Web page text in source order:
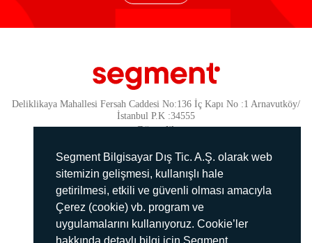
Segment Bilgisayar Dış Tic. A.Ş. olarak web
sitemizin gelişmesi, kullanışlı hale
getirilmesi, etkili ve güvenli olması amacıyla
Çerez (cookie) vb. program ve
uygulamalarını kullanıyoruz. Cookie’ler
Deliklikaya Mahallesi Fersah Caddesi No:136 İç Kapı No :1 Arnavutköy/
İstanbul P.K :34555
Güvenlik
KVKK Politikamız
Gizlilik Politikamız
Aydınlatma Metni
İmha Politikası
444 78 99